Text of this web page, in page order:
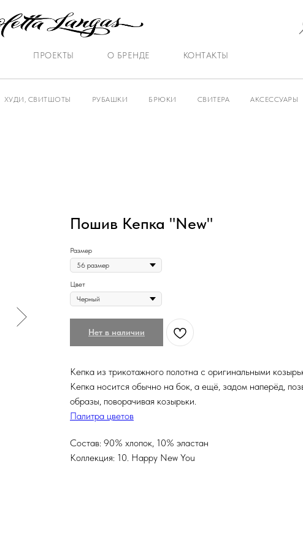
ПРОЕКТЫ О БРЕНДЕ КОНТАКТЫ
ХУДИ, СВИТШОТЫ РУБАШКИ БРЮКИ СВИТЕРА АКСЕССУАРЫ
Пошив Кепка "New"
Размер
Цвет
Нет в наличии
Кепка из трикотажного полотна с оригинальными
Кепка носится обычно на бок, а ещё, задом наперёд,
образы, поворачивая козырьки.
Палитра цветов
Состав: 90% хлопок, 10% эластан
Коллекция: 10. Happy New You